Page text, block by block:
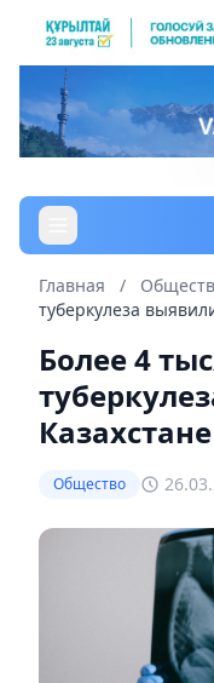
Главная /
туберкулеза
Более 4
Казахстане
Общество